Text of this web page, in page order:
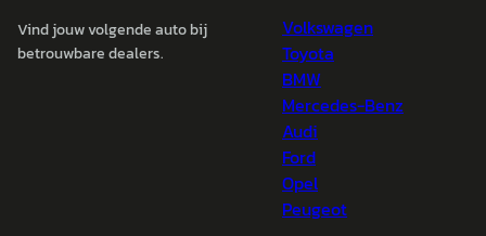
Vind jouw volgende auto bij
betrouwbare dealers.
Volkswagen
Toyota
BMW
Mercedes-Benz
Audi
Ford
Opel
Peugeot